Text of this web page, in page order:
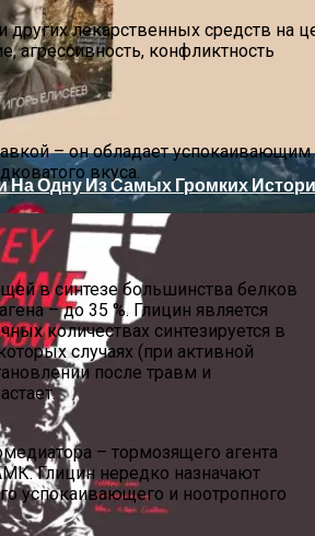
Санкт-Петербурга: Итоги
От Be First
Достопримечательностям
На Одну Из Самых Громких
других лекарственных средств на
агрессивность, конфликтность
– он обладает
вкуса.
в синтезе большинства белков
– до 35 %. Глицин является
количествах синтезируется в
случаях (при активной
после травм и
– тормозящего агента
Глицин нередко назначают
успокаивающего и ноотропного